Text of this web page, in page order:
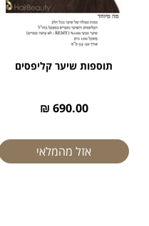
תוספות שיער קליפסים
690.00 ₪
אזל מהמלאי